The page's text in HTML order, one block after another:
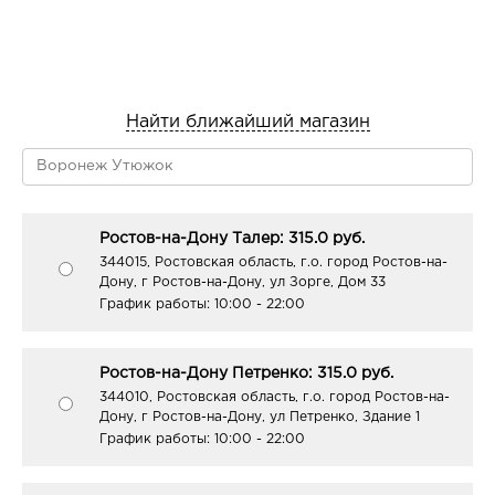
Найти ближайший магазин
Ростов-на-Дону Талер: 315.0 руб.
344015, Ростовская область, г.о. город Ростов-на-
Дону, г Ростов-на-Дону, ул Зорге, Дом 33
График работы: 10:00 - 22:00
Ростов-на-Дону Петренко: 315.0 руб.
344010, Ростовская область, г.о. город Ростов-на-
Дону, г Ростов-на-Дону, ул Петренко, Здание 1
График работы: 10:00 - 22:00